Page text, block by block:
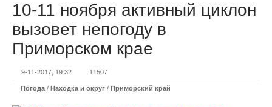
10-11 ноября активный циклон
вызовет непогоду в
Приморском крае
9-11-2017, 19:32 11507
Погода / Находка и округ / Приморский край